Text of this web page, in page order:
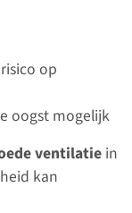
op
oogst mogelijk
ventilatie in
kan